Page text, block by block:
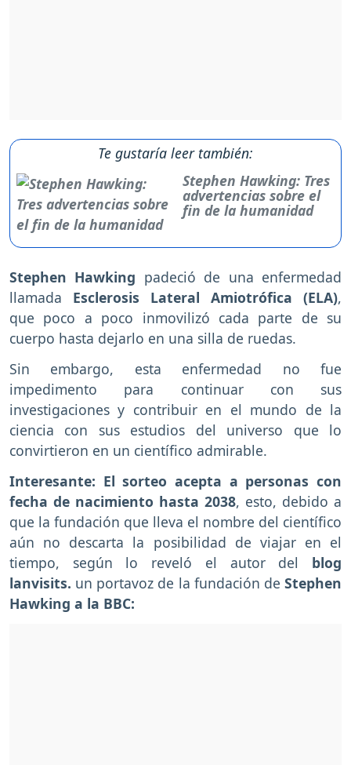
Te gustaría leer también:
Stephen Hawking: Tres
advertencias sobre el
fin de la humanidad
Stephen Hawking padeció de una enfermedad
llamada Esclerosis Lateral Amiotrófica (ELA),
que poco a poco inmovilizó cada parte de su
cuerpo hasta dejarlo en una silla de ruedas.
Sin embargo, esta enfermedad no fue
impedimento para continuar con sus
investigaciones y contribuir en el mundo de la
ciencia con sus estudios del universo que lo
convirtieron en un científico admirable.
Interesante: El sorteo acepta a personas con
fecha de nacimiento hasta 2038, esto, debido a
que la fundación que lleva el nombre del científico
aún no descarta la posibilidad de viajar en el
tiempo, según lo reveló el autor del blog
lanvisits. un portavoz de la fundación de Stephen
Hawking a la BBC: